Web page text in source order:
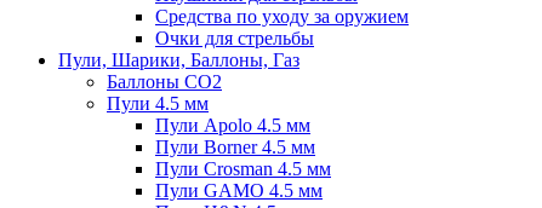
Средства по уходу за оружием
Очки для стрельбы
Пули, Шарики, Баллоны, Газ
Баллоны CO2
Пули 4.5 мм
Пули Apolo 4.5 мм
Пули Borner 4.5 мм
Пули Crosman 4.5 мм
Пули GAMO 4.5 мм